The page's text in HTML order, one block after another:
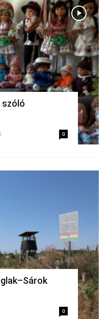
szóló
0
0